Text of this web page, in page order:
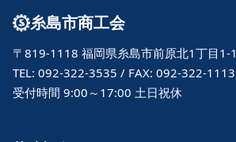
糸島市商工会
〒819-1118 福岡県糸島市前原北1丁目1-1
TEL: 092-322-3535 / FAX: 092-322-1113
受付時間 9:00～17:00 土日祝休